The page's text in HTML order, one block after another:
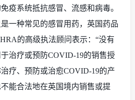
疫系统抵抗感冒、流感和病毒。
一种常见的感冒用药，英国药品
的高级执法顾问表示：“没有
治疗或预防COVID-19的销售授
疗、预防或治愈COVID-19的产
能合法地在英国境内销售或提